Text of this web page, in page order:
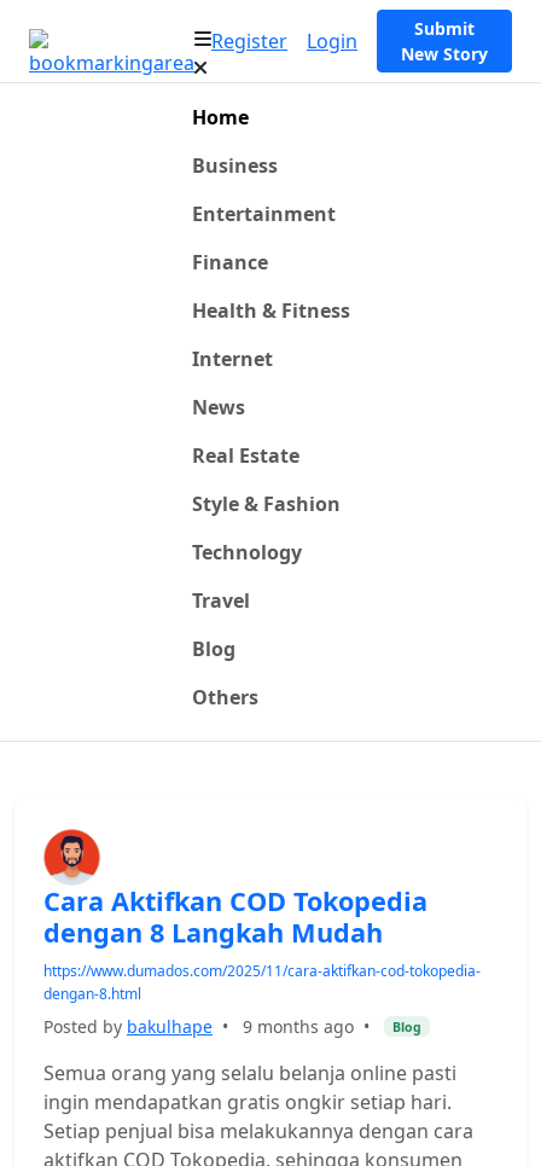
Register Login
Submit
New Story
Home
Business
Entertainment
Finance
Health & Fitness
Internet
News
Real Estate
Style & Fashion
Technology
Travel
Blog
Others
Cara Aktifkan COD Tokopedia
dengan 8 Langkah Mudah
https://www.dumados.com/2025/11/cara-aktifkan-cod-tokopedia-
dengan-8.html
Posted by bakulhape • 9 months ago • Blog
Semua orang yang selalu belanja online pasti
ingin mendapatkan gratis ongkir setiap hari.
Setiap penjual bisa melakukannya dengan cara
aktifkan COD Tokopedia, sehingga konsumen